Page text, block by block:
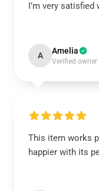
I’m very
A Amelia
Verified owner
This item works
happier with its